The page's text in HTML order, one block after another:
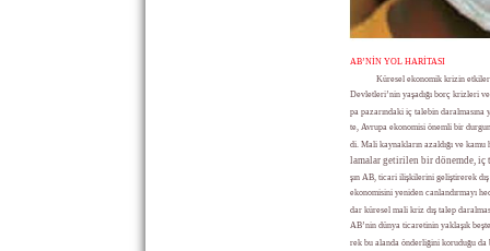
AB’NİN YOL HARİTASI
Küresel ekonomik krizin
Devletleri’nin yaşadığı borç krizleri
pa pazarındaki iç talebin daralmasına
te, Avrupa ekonomisi önemli bir
di. Mali kaynakların azaldığı ve kamu
lamalar getirilen bir dönemde, iç
şın AB, ticari ilişkilerini geliştirerek dış
ekonomisini yeniden canlandırmayı
dar küresel mali kriz dış talep
AB’nin dünya ticaretinin yaklaşık
rek bu alanda önderliğini koruduğu da